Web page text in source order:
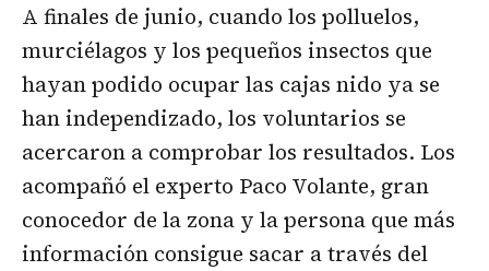
A finales de junio, cuando los polluelos,
murciélagos y los pequeños insectos que
hayan podido ocupar las cajas nido ya se
han independizado, los voluntarios se
acercaron a comprobar los resultados. Los
acompañó el experto Paco Volante, gran
conocedor de la zona y la persona que más
información consigue sacar a través del